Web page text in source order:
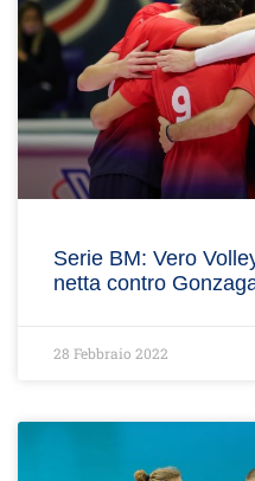
Serie BM: Vero
netta contro
28 Febbraio 2022